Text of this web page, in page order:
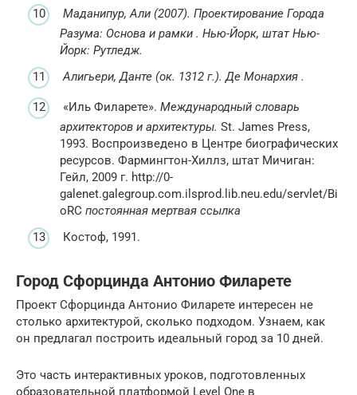
Маданипур, Али (2007). Проектирование Города
Разума: Основа и рамки . Нью-Йорк, штат Нью-
Йорк: Рутледж.
Алигьери, Данте (ок. 1312 г.).Де Монархия .
«Иль Филарете». Международный словарь
архитекторов и архитектуры. St. James Press,
1993. Воспроизведено в Центре биографических
ресурсов. Фармингтон-Хиллз, штат Мичиган:
Гейл, 2009 г. http://0-
galenet.galegroup.com.ilsprod.lib.neu.edu/servlet/Bi
oRC постоянная мертвая ссылка
Костоф, 1991.
Город Сфорцинда Антонио Филарете
Проект Сфорцинда Антонио Филарете интересен не
столько архитектурой, сколько подходом. Узнаем, как
он предлагал построить идеальный город за 10 дней.
Это часть интерактивных уроков, подготовленных
образовательной платформой Level One в